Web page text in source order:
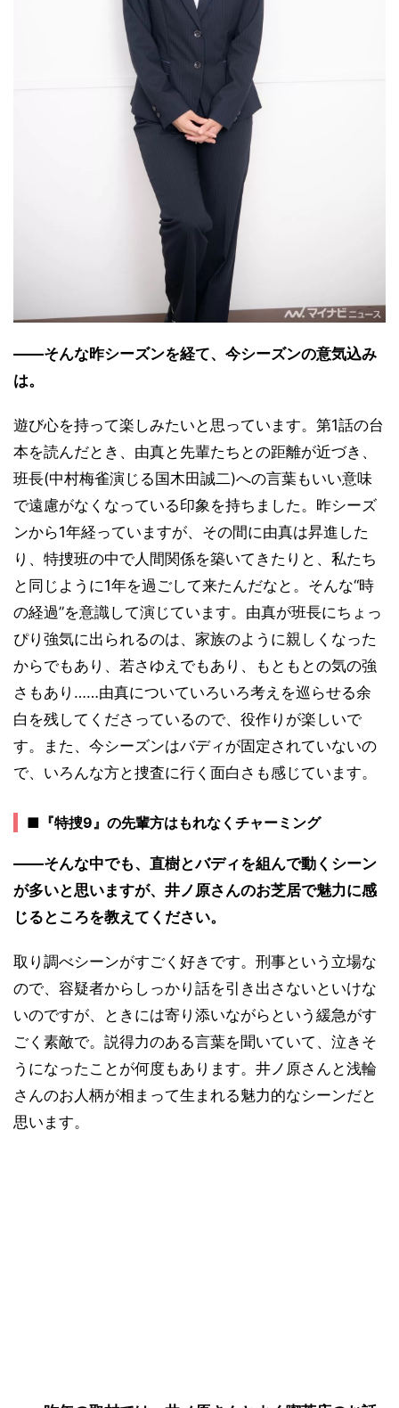
――そんな昨シーズンを経て、今シーズンの意気込み
は。
遊び心を持って楽しみたいと思っています。第1話の台
本を読んだとき、由真と先輩たちとの距離が近づき、
班長(中村梅雀演じる国木田誠二)への言葉もいい意味
で遠慮がなくなっている印象を持ちました。昨シーズ
ンから1年経っていますが、その間に由真は昇進した
り、特捜班の中で人間関係を築いてきたりと、私たち
と同じように1年を過ごして来たんだなと。そんな“時
の経過”を意識して演じています。由真が班長にちょっ
ぴり強気に出られるのは、家族のように親しくなった
からでもあり、若さゆえでもあり、もともとの気の強
さもあり……由真についていろいろ考えを巡らせる余
白を残してくださっているので、役作りが楽しいで
す。また、今シーズンはバディが固定されていないの
で、いろんな方と捜査に行く面白さも感じています。
■『特捜9』の先輩方はもれなくチャーミング
――そんな中でも、直樹とバディを組んで動くシーン
が多いと思いますが、井ノ原さんのお芝居で魅力に感
じるところを教えてください。
取り調べシーンがすごく好きです。刑事という立場な
ので、容疑者からしっかり話を引き出さないといけな
いのですが、ときには寄り添いながらという緩急がす
ごく素敵で。説得力のある言葉を聞いていて、泣きそ
うになったことが何度もあります。井ノ原さんと浅輪
さんのお人柄が相まって生まれる魅力的なシーンだと
思います。